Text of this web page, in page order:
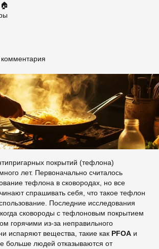
комментария
покрытий (тефлона)
лет. Первоначально считалось
тефлона в сковородах, но все
спрашивать себя, что такое тефлон
Последние исследования
сковороды с тефлоновым покрытием
горячими из-за неправильного
испаряют вещества, такие как PFOA и
больше людей отказываются от